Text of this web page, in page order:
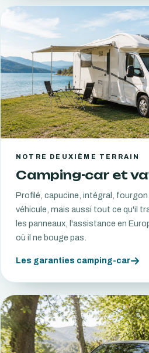
NOTRE DEUXIÈME TERRAIN
Camping-car et
Profilé, capucine, intégral, fourgon
véhicule, mais aussi tout ce qu'il
les panneaux, l'assistance en
où il ne bouge pas.
Les garanties camping-car